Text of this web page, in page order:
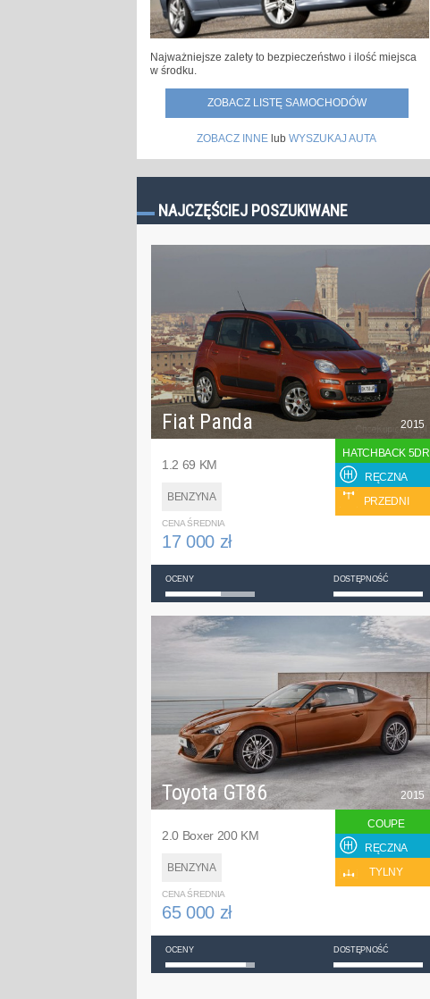
Najważniejsze zalety to bezpieczeństwo i ilość miejsca
w środku.
ZOBACZ LISTĘ SAMOCHODÓW
ZOBACZ INNE lub WYSZUKAJ AUTA
NAJCZĘŚCIEJ POSZUKIWANE
Fiat Panda
1.2 69 KM
BENZYNA
2015
HATCHBACK 5DR
RĘCZNA
PRZEDNI
CENA ŚREDNIA
17 000 zł
OCENY DOSTĘPNOŚĆ
Toyota GT86
2.0 Boxer 200 KM
BENZYNA
2015
COUPE
RĘCZNA
TYLNY
CENA ŚREDNIA
65 000 zł
OCENY DOSTĘPNOŚĆ